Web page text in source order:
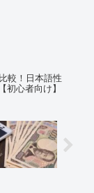
較！日本語性
初心者向け】